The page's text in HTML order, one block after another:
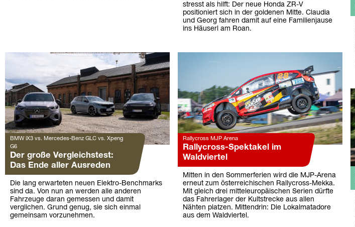
stresst als hilft: Der neue Honda ZR-V
positioniert sich in der goldenen Mitte. Claudia
und Georg fahren damit auf eine Familienjause
ins Häuserl am Roan.
BMW iX3 vs. Mercedes-Benz GLC vs. Xpeng
G6
Der große Vergleichstest:
Das Ende aller Ausreden
Die lang erwarteten neuen Elektro-Benchmarks
sind da. Von nun an werden alle anderen
Fahrzeuge daran gemessen und damit
verglichen. Grund genug, sie sich einmal
gemeinsam vorzunehmen.
Rallycross MJP Arena
Rallycross-Spektakel im
Waldviertel
Mitten in den Sommerferien wird die MJP-Arena
erneut zum österreichischen Rallycross-Mekka.
Mit gleich drei mitteleuropäischen Serien dürfte
das Fahrerlager der Kultstrecke aus allen
Nähten platzen. Mittendrin: Die Lokalmatadore
aus dem Waldviertel.